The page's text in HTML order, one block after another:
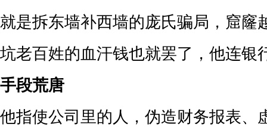
就是拆东墙补西墙的庞氏骗局，窟窿
坑老百姓的血汗钱也就罢了，他连银
手段荒唐
他指使公司里的人，伪造财务报表、